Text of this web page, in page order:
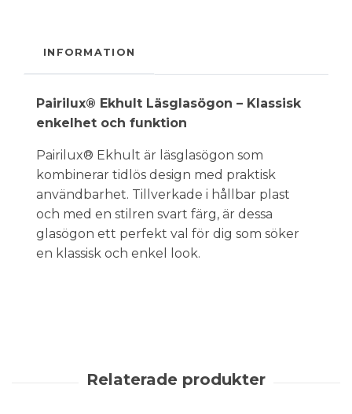
INFORMATION
Pairilux® Ekhult Läsglasögon – Klassisk
enkelhet och funktion
Pairilux® Ekhult är läsglasögon som
kombinerar tidlös design med praktisk
användbarhet. Tillverkade i hållbar plast
och med en stilren svart färg, är dessa
glasögon ett perfekt val för dig som söker
en klassisk och enkel look.